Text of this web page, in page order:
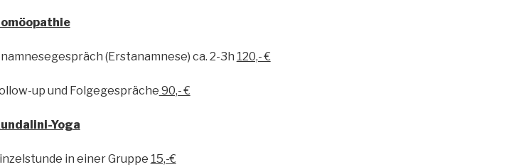
(Erstanamnese) ca. 2-3h 120,- €
up und Folgegespräche 90,- €
Yoga
in einer Gruppe 15,-€